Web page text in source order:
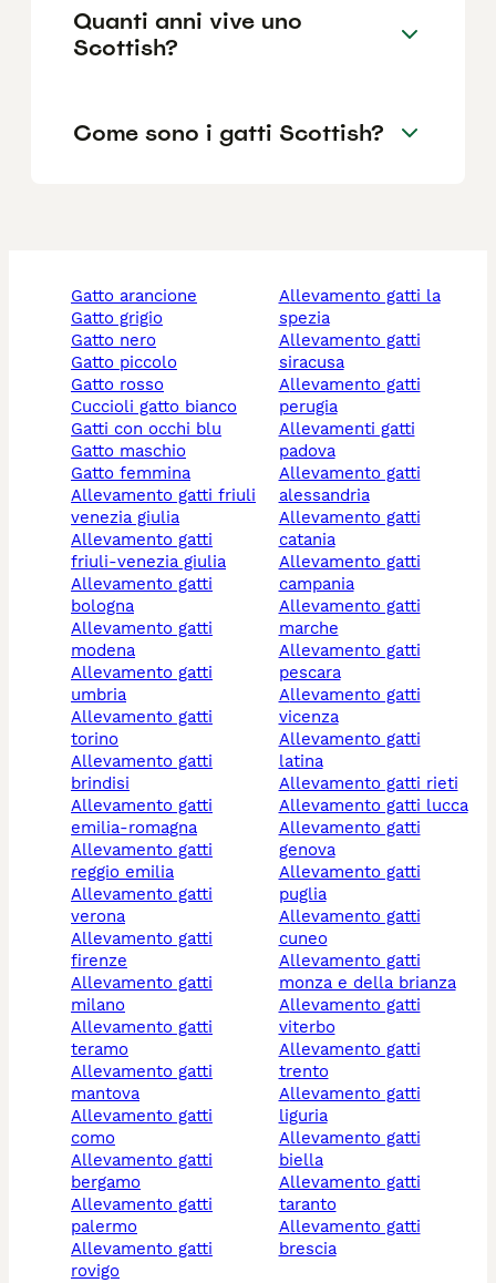
Quanti anni vive uno
Scottish?
Come sono i gatti Scottish?
gatto arancione
gatto grigio
gatto nero
gatto piccolo
gatto rosso
cuccioli gatto bianco
gatti con occhi blu
gatto maschio
gatto femmina
allevamento gatti friuli
venezia giulia
allevamento gatti
friuli-venezia giulia
allevamento gatti
bologna
allevamento gatti
modena
allevamento gatti
umbria
allevamento gatti
torino
allevamento gatti
brindisi
allevamento gatti
emilia-romagna
allevamento gatti
reggio emilia
allevamento gatti
verona
allevamento gatti
firenze
allevamento gatti
milano
allevamento gatti
teramo
allevamento gatti
mantova
allevamento gatti
como
allevamento gatti
bergamo
allevamento gatti
palermo
allevamento gatti
rovigo
allevamento gatti la
spezia
allevamento gatti
siracusa
allevamento gatti
perugia
allevamenti gatti
padova
allevamento gatti
alessandria
allevamento gatti
catania
allevamento gatti
campania
allevamento gatti
marche
allevamento gatti
pescara
allevamento gatti
vicenza
allevamento gatti
latina
allevamento gatti rieti
allevamento gatti lucca
allevamento gatti
genova
allevamento gatti
puglia
allevamento gatti
cuneo
allevamento gatti
monza e della brianza
allevamento gatti
viterbo
allevamento gatti
trento
allevamento gatti
liguria
allevamento gatti
biella
allevamento gatti
taranto
allevamento gatti
brescia